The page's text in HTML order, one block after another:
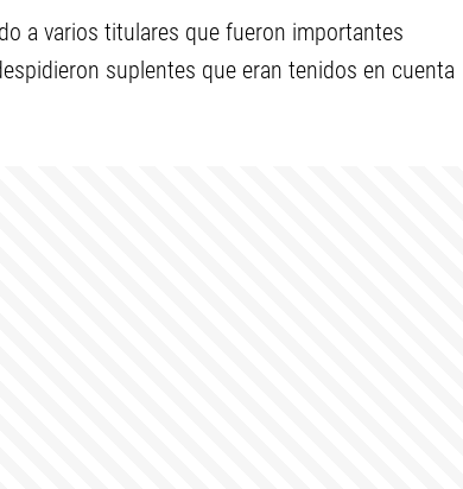
a varios titulares que fueron importantes
suplentes que eran tenidos en cuenta